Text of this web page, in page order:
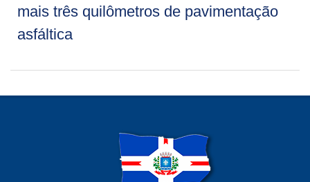
mais três quilômetros de pavimentação
asfáltica